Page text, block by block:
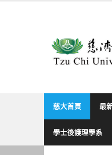
慈大首頁 最
學士後護理學系